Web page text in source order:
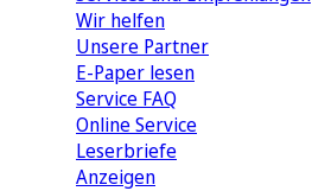
Wir helfen
Unsere Partner
E-Paper lesen
Service FAQ
Online Service
Leserbriefe
Anzeigen